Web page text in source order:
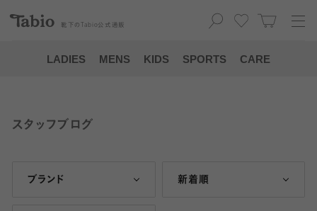
靴下の Tabio 公式通販
LADIES MENS KIDS SPORTS CARE
スタッフブログ
ブランド 新着順